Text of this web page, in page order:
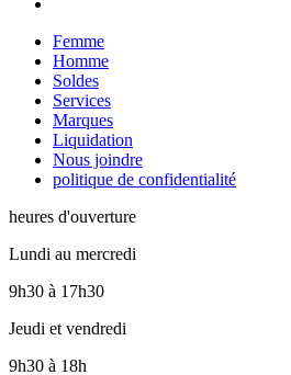
Femme
Homme
Soldes
Services
Marques
Liquidation
Nous joindre
politique de confidentialité
heures d'ouverture
Lundi au mercredi
9h30 à 17h30
Jeudi et vendredi
9h30 à 18h